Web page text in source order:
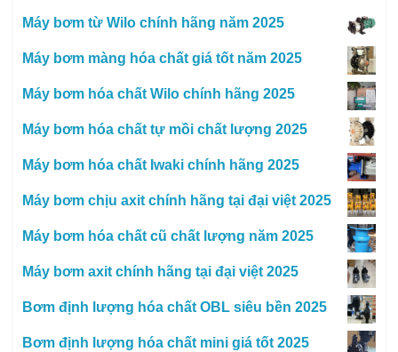
Máy bơm từ Wilo chính hãng năm 2025
Máy bơm màng hóa chất giá tốt năm 2025
Máy bơm hóa chất Wilo chính hãng 2025
Máy bơm hóa chất tự mồi chất lượng 2025
Máy bơm hóa chất Iwaki chính hãng 2025
Máy bơm chịu axit chính hãng tại đại việt 2025
Máy bơm hóa chất cũ chất lượng năm 2025
Máy bơm axit chính hãng tại đại việt 2025
Bơm định lượng hóa chất OBL siêu bền 2025
Bơm định lượng hóa chất mini giá tốt 2025